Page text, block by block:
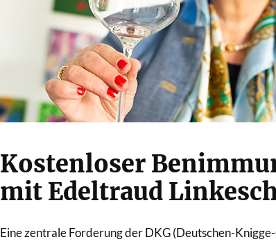
Kostenloser
mit Edeltraud
Eine zentrale Forderung der DKG (Deutschen-